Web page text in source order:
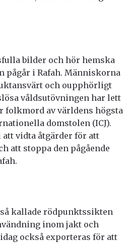
bilder och hör hemska
pågår i Rafah. Människorna
och oupphörligt
våldsutövningen har lett
folkmord av världens högsta
domstolen (ICJ).
att vidta åtgärder för att
att stoppa den pågående
så kallade rödpunktssikten
inom jakt och
också exporteras för att